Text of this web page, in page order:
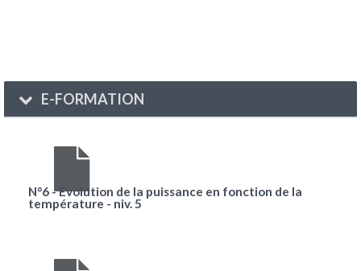
E-FORMATION
N°6 - Evolution de la puissance en fonction de la
température - niv. 5